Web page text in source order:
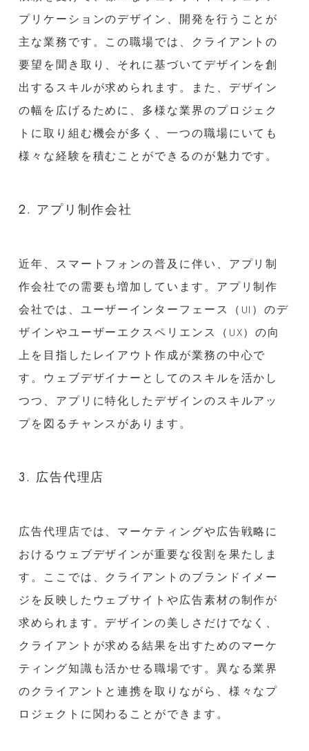
プリケーションのデザイン、開発を行うことが
主な業務です。この職場では、クライアントの
要望を聞き取り、それに基づいてデザインを創
出するスキルが求められます。また、デザイン
の幅を広げるために、多様な業界のプロジェク
トに取り組む機会が多く、一つの職場にいても
様々な経験を積むことができるのが魅力です。
2. アプリ制作会社
近年、スマートフォンの普及に伴い、アプリ制
作会社での需要も増加しています。アプリ制作
会社では、ユーザーインターフェース（UI）のデ
ザインやユーザーエクスペリエンス（UX）の向
上を目指したレイアウト作成が業務の中心で
す。ウェブデザイナーとしてのスキルを活かし
つつ、アプリに特化したデザインのスキルアッ
プを図るチャンスがあります。
3. 広告代理店
広告代理店では、マーケティングや広告戦略に
おけるウェブデザインが重要な役割を果たしま
す。ここでは、クライアントのブランドイメー
ジを反映したウェブサイトや広告素材の制作が
求められます。デザインの美しさだけでなく、
クライアントが求める結果を出すためのマーケ
ティング知識も活かせる職場です。異なる業界
のクライアントと連携を取りながら、様々なプ
ロジェクトに関わることができます。